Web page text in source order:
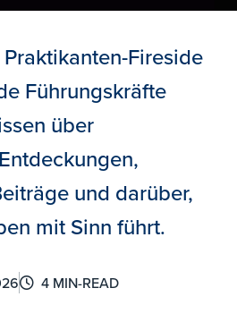
Fireside
Führungskräfte
über
und darüber,
mit Sinn führt.
4 MIN-READ